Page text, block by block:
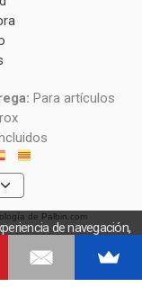
Para artículos
de Palbin.com
de navegación,
consideramos
información